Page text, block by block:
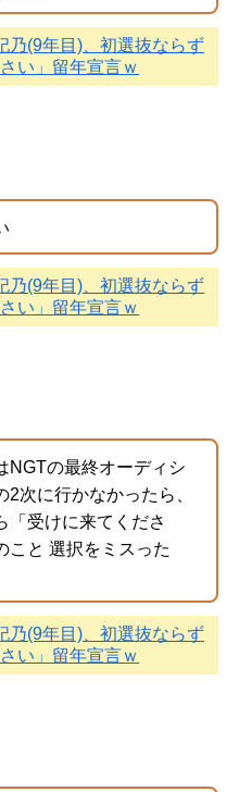
乃(9年目)、初選抜ならず
い」留年宣言ｗ
乃(9年目)、初選抜ならず
い」留年宣言ｗ
NGTの最終オーディシ
次に行かなかったら、
「受けに来てくださ
こと 選択をミスった
乃(9年目)、初選抜ならず
い」留年宣言ｗ